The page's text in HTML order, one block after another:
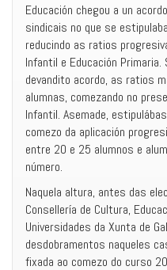
Educación chegou a un
sindicais no que se
reducindo as ratios
Infantil e Educación
devandito acordo, as ratios
alumnas, comezando no
Infantil. Asemade,
comezo da aplicación
entre 20 e 25 alumnos e
número.
Naquela altura, antes das
Consellería de Cultura,
Universidades da Xunta de
desdobramentos naqueles
fixada ao comezo do curso